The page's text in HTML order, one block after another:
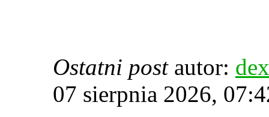
Ostatni postautor:
07 sierpnia 2026,